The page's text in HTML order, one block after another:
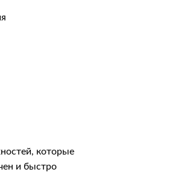
которые
и быстро